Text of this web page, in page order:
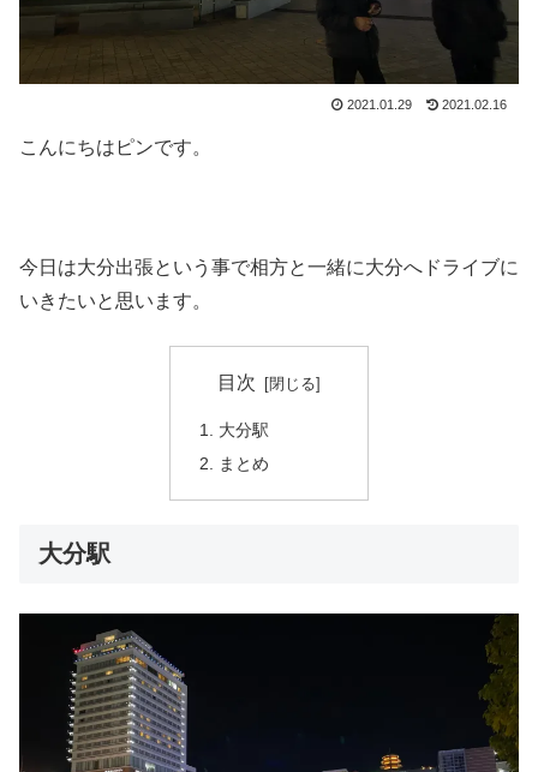
2021.01.29 2021.02.16
こんにちはピンです。
今日は大分出張という事で相方と一緒に大分へドライブに
いきたいと思います。
目次
大分駅
まとめ
大分駅